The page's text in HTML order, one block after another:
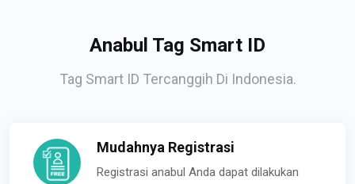
Anabul Tag Smart ID
Tag Smart ID Tercanggih Di Indonesia.
Mudahnya Registrasi
Registrasi anabul Anda dapat dilakukan